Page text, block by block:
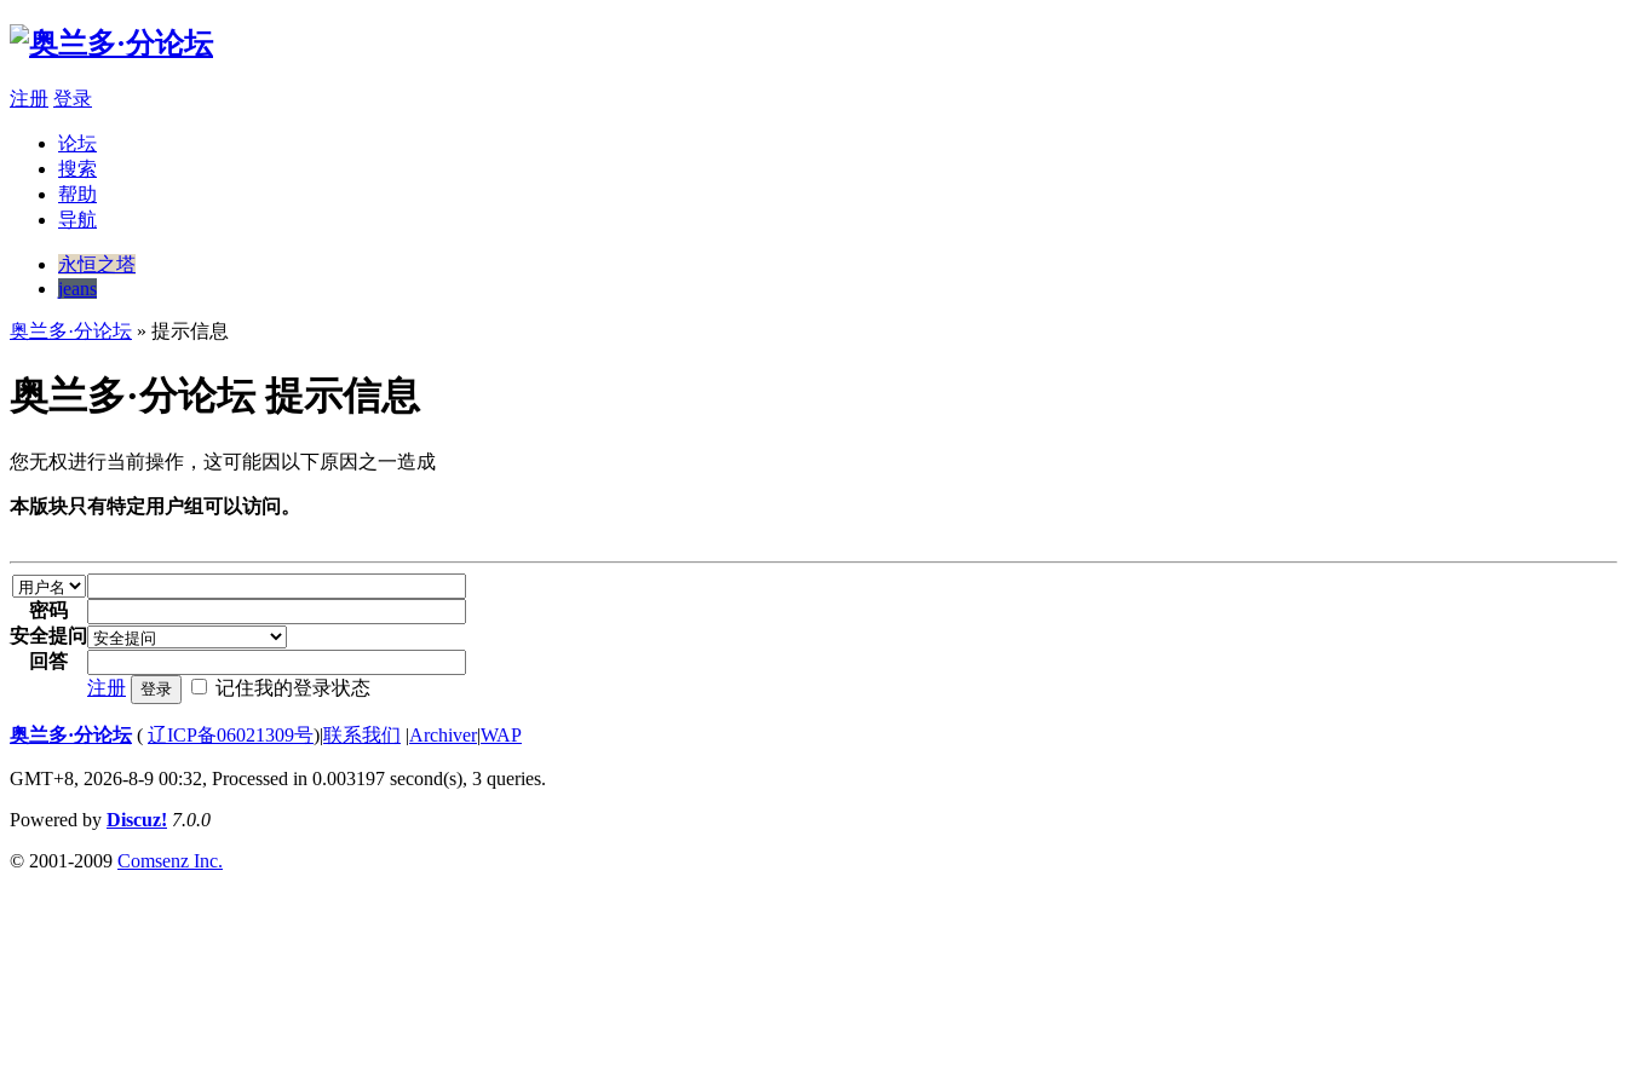
注册 登录
论坛
搜索
帮助
导航
永恒之塔
jeans
奥兰多·分论坛 » 提示信息
奥兰多·分论坛 提示信息
您无权进行当前操作，这可能因以下原因之一造成
本版块只有特定用户组可以访问。
密码
安全提问
回答
注册
登录 记住我的登录状态
奥兰多·分论坛( 辽ICP备06021309号)|联系我们 |Archiver|WAP
GMT+8, 2026-8-9 00:32, Processed in 0.003197 second(s), 3 queries.
Powered by Discuz! 7.0.0
© 2001-2009 Comsenz Inc.